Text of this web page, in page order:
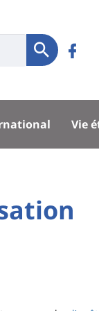
Soumettre
Vie